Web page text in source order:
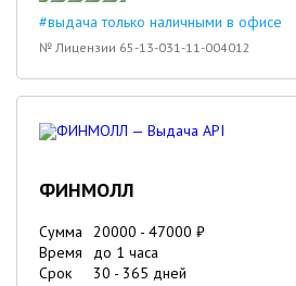
#выдача только наличными в офисе
№ Лицензии 65-13-031-11-004012
ФИНМОЛЛ
Сумма 20000 - 47000 ₽
Время
до 1 часа
Срок
30 - 365 дней